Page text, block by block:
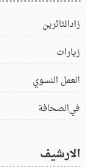
زادالثائرين
زيارات
العمل النسوي
في‌الصحافة
الارشيف